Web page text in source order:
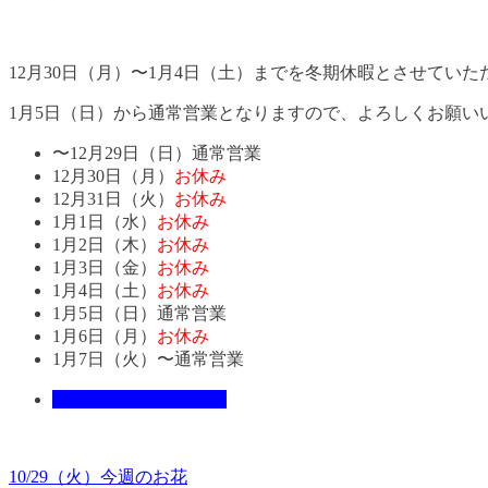
12月30日（月）〜1月4日（土）までを冬期休暇とさせていた
1月5日（日）から通常営業となりますので、よろしくお願い
〜12月29日（日）通常営業
12月30日（月） お休み
12月31日（火） お休み
1月1日（水） お休み
1月2日（木） お休み
1月3日（金） お休み
1月4日（土） お休み
1月5日（日）通常営業
1月6日（月） お休み
1月7日（火）〜通常営業
10/29（火）今週のお花